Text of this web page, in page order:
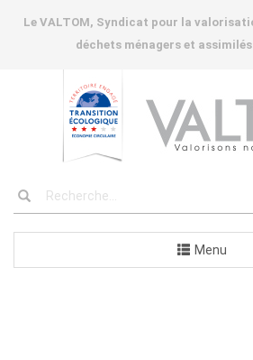
Le VALTOM, Syndicat pour la
déchets ménagers et assimilés
Menu